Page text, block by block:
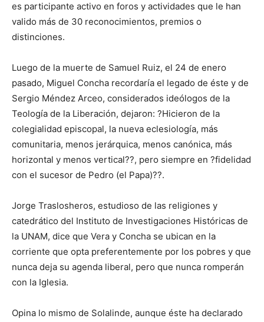
es participante activo en foros y actividades que le han
valido más de 30 reconocimientos, premios o
distinciones.
Luego de la muerte de Samuel Ruiz, el 24 de enero
pasado, Miguel Concha recordaría el legado de éste y de
Sergio Méndez Arceo, considerados ideólogos de la
Teología de la Liberación, dejaron: ?Hicieron de la
colegialidad episcopal, la nueva eclesiología, más
comunitaria, menos jerárquica, menos canónica, más
horizontal y menos vertical??, pero siempre en ?fidelidad
con el sucesor de Pedro (el Papa)??.
Jorge Traslosheros, estudioso de las religiones y
catedrático del Instituto de Investigaciones Históricas de
la UNAM, dice que Vera y Concha se ubican en la
corriente que opta preferentemente por los pobres y que
nunca deja su agenda liberal, pero que nunca romperán
con la Iglesia.
Opina lo mismo de Solalinde, aunque éste ha declarado